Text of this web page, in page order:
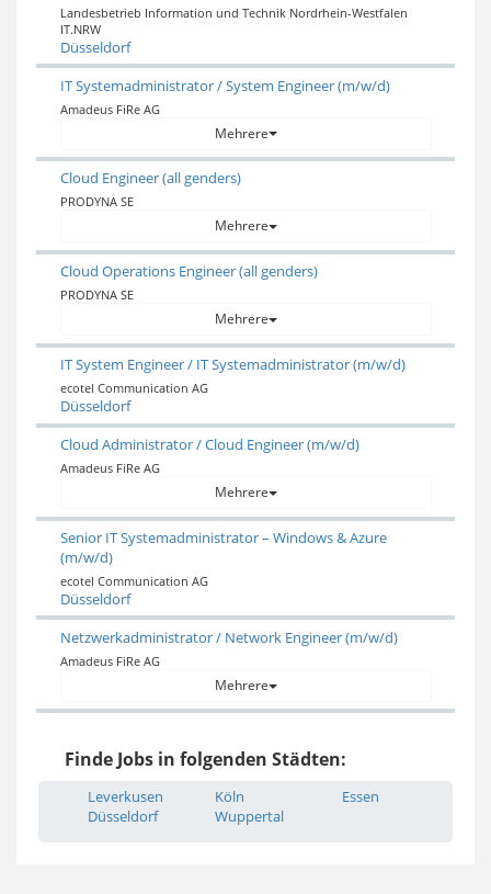
Landesbetrieb Information und Technik Nordrhein-Westfalen
IT.NRW
Düsseldorf
IT Systemadministrator / System Engineer (m/w/d)
Amadeus FiRe AG
Mehrere
Cloud Engineer (all genders)
PRODYNA SE
Mehrere
Cloud Operations Engineer (all genders)
PRODYNA SE
Mehrere
IT System Engineer / IT Systemadministrator (m/w/d)
ecotel Communication AG
Düsseldorf
Cloud Administrator / Cloud Engineer (m/w/d)
Amadeus FiRe AG
Mehrere
Senior IT Systemadministrator – Windows & Azure
(m/w/d)
ecotel Communication AG
Düsseldorf
Netzwerkadministrator / Network Engineer (m/w/d)
Amadeus FiRe AG
Mehrere
Finde Jobs in folgenden Städten:
Leverkusen
Düsseldorf
Köln
Wuppertal
Essen